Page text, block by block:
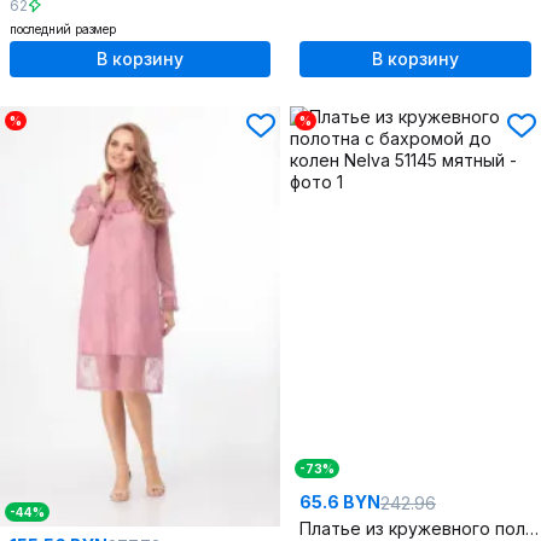
62
последний размер
В корзину В корзину
%
-44%
%
-73%
65.6 BYN242.96
Платье из кружевного полотна с бахромой до колен